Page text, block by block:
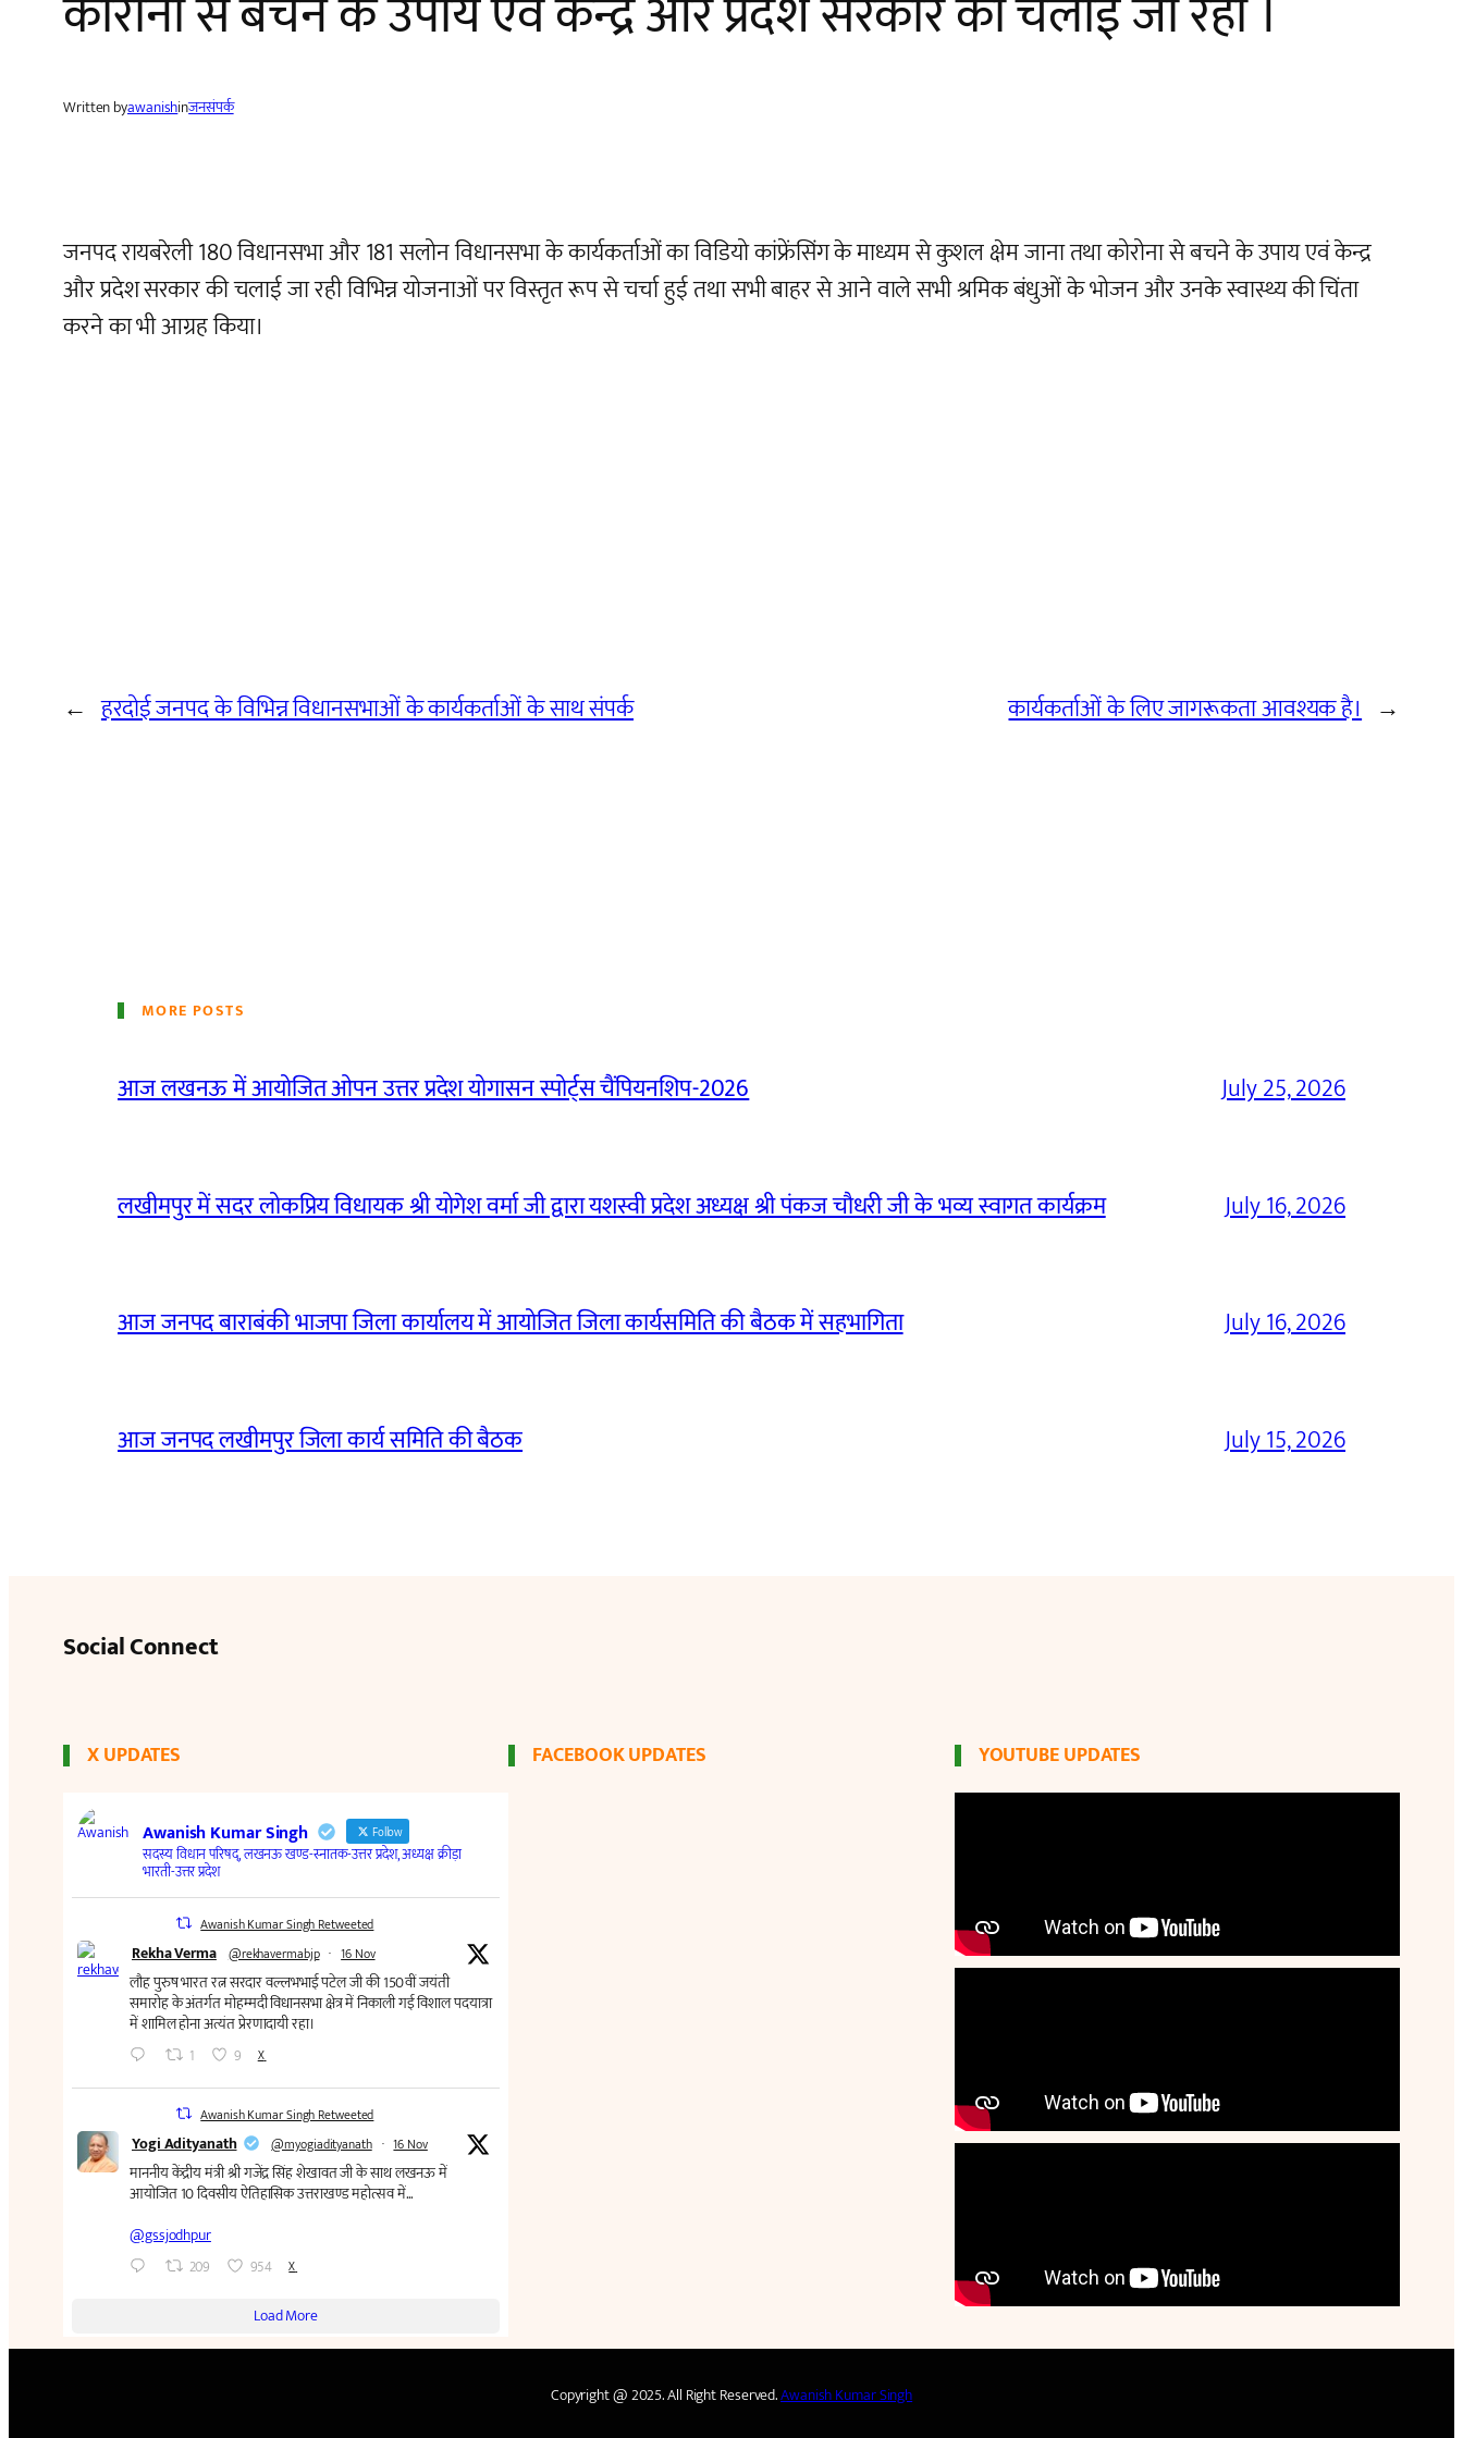
Written byawanishinजनसंपर्क
जनपद रायबरेली 180 विधानसभा और 181 सलोन विधानसभा के कार्यकर्ताओं का विडियो कांफ्रेंसिंग के माध्यम से कुशल क्षेम जाना तथा कोरोना से बचने के उपाय एवं केन्द्र
और प्रदेश सरकार की चलाई जा रही विभिन्न योजनाओं पर विस्तृत रूप से चर्चा हुई तथा सभी बाहर से आने वाले सभी श्रमिक बंधुओं के भोजन और उनके स्वास्थ्य की चिंता
करने का भी आग्रह किया।
← हरदोई जनपद के विभिन्न विधानसभाओं के कार्यकर्ताओं के साथ संपर्क कार्यकर्ताओं के लिए जागरूकता आवश्यक है। →
MORE POSTS
आज लखनऊ में आयोजित ओपन उत्तर प्रदेश योगासन स्पोर्ट्स चैंपियनशिप-2026 July 25, 2026
लखीमपुर में सदर लोकप्रिय विधायक श्री योगेश वर्मा जी द्वारा यशस्वी प्रदेश अध्यक्ष श्री पंकज चौधरी जी के भव्य स्वागत कार्यक्रम July 16, 2026
आज जनपद बाराबंकी भाजपा जिला कार्यालय में आयोजित जिला कार्यसमिति की बैठक में सहभागिता July 16, 2026
आज जनपद लखीमपुर जिला कार्य समिति की बैठक July 15, 2026
Social Connect
X UPDATES FACEBOOK UPDATES YOUTUBE UPDATES
Copyright @ 2025. All Right Reserved.Awanish Kumar Singh